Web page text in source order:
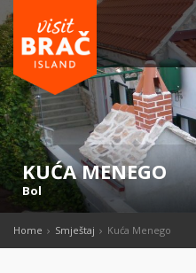
KUĆA MENEGO
Bol
Home Smještaj Kuća Menego